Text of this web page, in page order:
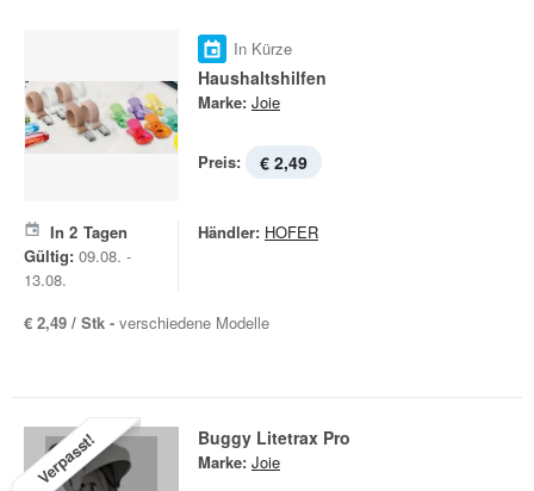
In Kürze
Haushaltshilfen
Marke: Joie
Preis: € 2,49
In 2 Tagen
Gültig: 09.08. -
13.08.
Händler: HOFER
€ 2,49 / Stk - verschiedene Modelle
Verpasst! Buggy Litetrax Pro
Marke: Joie